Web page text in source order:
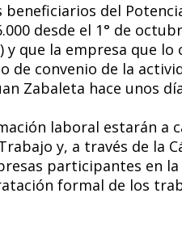
beneficiarios del
desde el 1° de
y que la empresa que
de convenio de la
Zabaleta hace unos
laboral estarán a
y, a través de la
participantes en
formal de los